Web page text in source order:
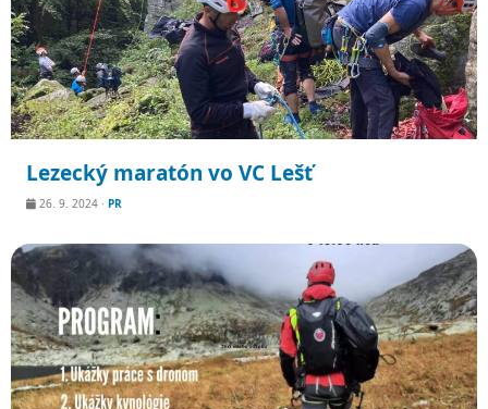
Lezecký maratón vo VC Lešť
26. 9. 2024 · PR